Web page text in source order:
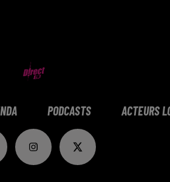
PODCASTS ACTEURS